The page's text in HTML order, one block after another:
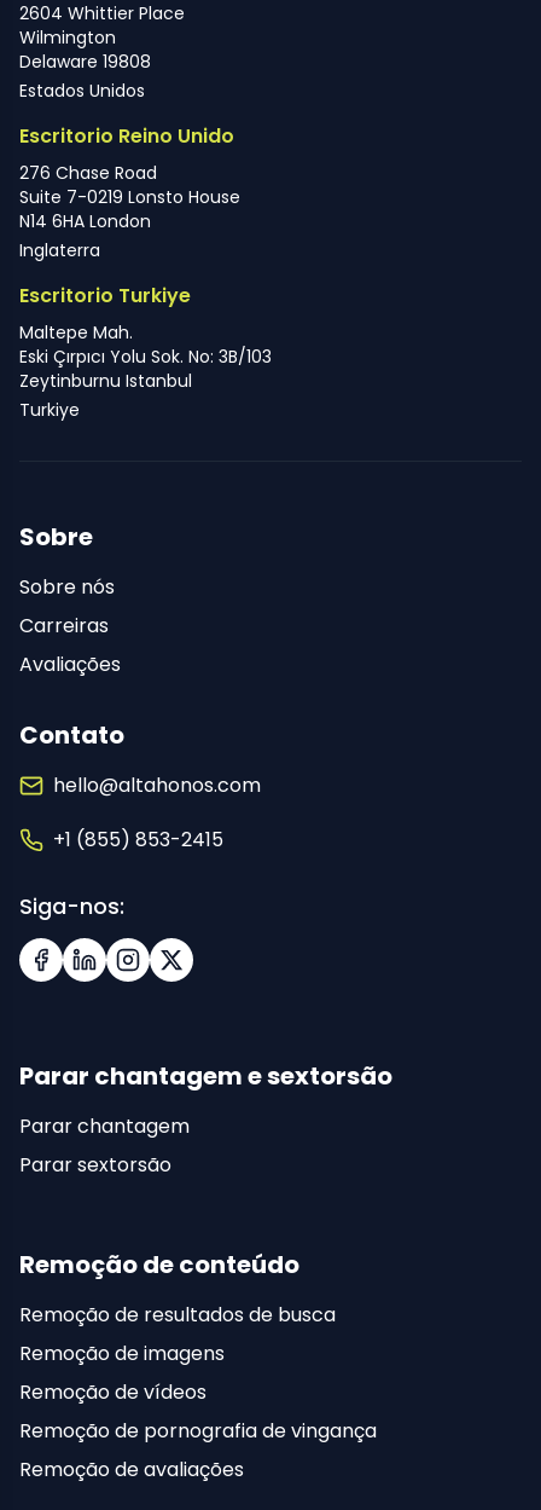
2604 Whittier Place
Wilmington
Delaware 19808
Estados Unidos
Escritorio Reino Unido
276 Chase Road
Suite 7-0219 Lonsto House
N14 6HA London
Inglaterra
Escritorio Turkiye
Maltepe Mah.
Eski Çırpıcı Yolu Sok. No: 3B/103
Zeytinburnu Istanbul
Turkiye
Sobre
Sobre nós
Carreiras
Avaliações
Contato
hello@altahonos.com
+1 (855) 853-2415
Siga-nos:
Facebook
LinkedInInstagramX (Twitter)
Parar chantagem e sextorsão
Parar chantagem
Parar sextorsão
Remoção de conteúdo
Remoção de resultados de busca
Remoção de imagens
Remoção de vídeos
Remoção de pornografia de vingança
Remoção de avaliações